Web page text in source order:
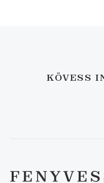
KÖVESS